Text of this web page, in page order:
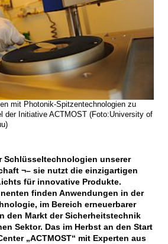
mit Photonik-Spitzentechnologien zu
der Initiative ACTMOST (Foto:University of
Schlüsseltechnologien unserer
¬– sie nutzt die einzigartigen
für innovative Produkte.
finden Anwendungen in der
im Bereich erneuerbarer
den Markt der Sicherheitstechnik
Sektor. Das im Herbst an den Start
„ACTMOST“ mit Experten aus